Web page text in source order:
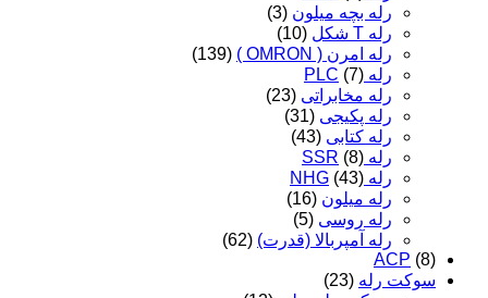
رله بچه میلون (3)
رله T شکل
(10)
رله امرن ( OMRON )
(139)
رله PLC (7)
رله مخابراتی (23)
رله پکیجی (31)
رله کتابی (43)
رله SSR (8)
رله NHG (43)
رله میلون (16)
رله روسی (5)
رله آمپربالا (قدرت) (62)
ACP (8)
سوکت رله (23)